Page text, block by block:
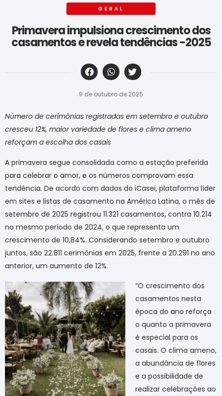
GERAL
Primavera impulsiona crescimento dos
casamentos e revela tendências -2025
‎ ‎ ‎ ‎ ‎ ‎ ‎ ‎ ‎ ‎ ‎ ‎ ‎ ‎ ‎ ‎ ‎ ‎ ‎ ‎ ‎ ‎ ‎ ‎ ‎ ‎ ‎ ‎ ‎ ‎ ‎
9 de outubro de 2025
Número de cerimônias registradas em setembro e outubro
cresceu 12%, maior variedade de flores e clima ameno
reforçam a escolha dos casais
A primavera segue consolidada como a estação preferida
para celebrar o amor, e os números comprovam essa
tendência. De acordo com dados do iCasei, plataforma líder
em sites e listas de casamento na América Latina, o mês de
setembro de 2025 registrou 11.321 casamentos, contra 10.214
no mesmo período de 2024, o que representa um
crescimento de 10,84%. Considerando setembro e outubro
juntos, são 22.811 cerimônias em 2025, frente a 20.291 no ano
anterior, um aumento de 12%.
“O crescimento dos
casamentos nesta
época do ano reforça
o quanto a primavera
é especial para os
casais. O clima ameno,
a abundância de flores
e a possibilidade de
realizar celebrações ao